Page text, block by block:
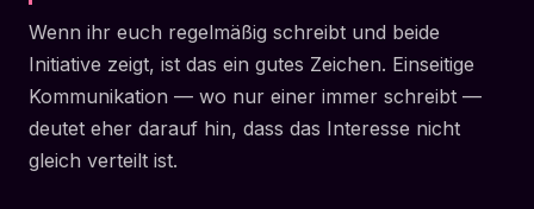
Wenn ihr euch regelmäßig schreibt und beide
Initiative zeigt, ist das ein gutes Zeichen. Einseitige
Kommunikation — wo nur einer immer schreibt —
deutet eher darauf hin, dass das Interesse nicht
gleich verteilt ist.